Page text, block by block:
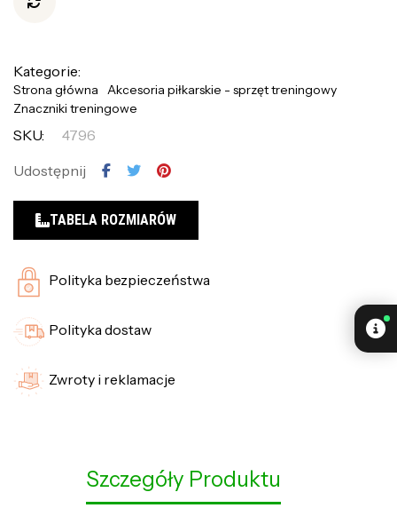
Kategorie:
Strona główna
Akcesoria piłkarskie - sprzęt treningowy
Znaczniki treningowe
SKU:
4796
Udostępnij
TABELA ROZMIARÓW
Polityka bezpieczeństwa
Polityka dostaw
Zwroty i reklamacje
Szczegóły Produktu